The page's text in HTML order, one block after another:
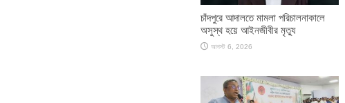
চাঁদপুরে আদালতে মামলা পরিচালনাকালে
অসুস্থ হয়ে আইনজীবীর মৃত্যু
আগস্ট 6, 2026